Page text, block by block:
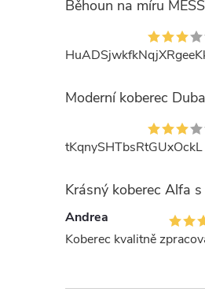
tKqnySHTbsRtGUxOckL
Andrea
Koberec kvalitně